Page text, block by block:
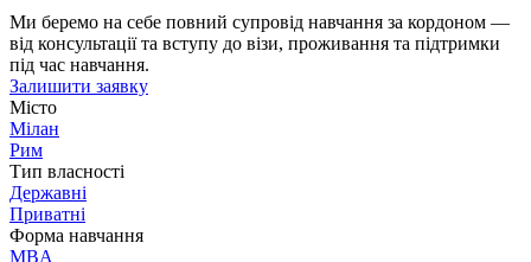
Ми беремо на себе повний супровід навчання за кордоном —
від консультації та вступу до візи, проживання та підтримки
під час навчання.
Залишити заявку
Місто
Мілан
Рим
Тип власності
Державні
Приватні
Форма навчання
MBA